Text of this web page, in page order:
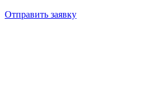
Отправить заявку